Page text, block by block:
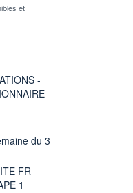
et
-
du 3
FR
1